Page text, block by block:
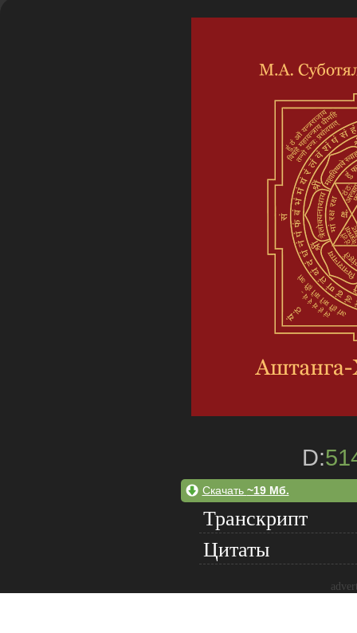
D:
Скачать ~19 Мб.
Транскрипт
Цитаты